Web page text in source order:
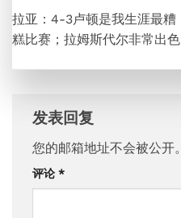
拉亚：4-3卢顿是我生涯最糟
糕比赛；拉姆斯代尔非常出色
发表回复
您的邮箱地址不会被公开。
评论 *